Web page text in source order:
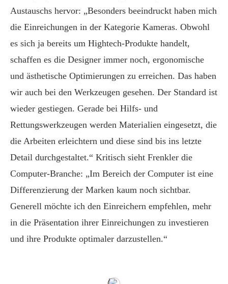
Austauschs hervor: „Besonders beeindruckt haben mich
die Einreichungen in der Kategorie Kameras. Obwohl
es sich ja bereits um Hightech-Produkte handelt,
schaffen es die Designer immer noch, ergonomische
und ästhetische Optimierungen zu erreichen. Das haben
wir auch bei den Werkzeugen gesehen. Der Standard ist
wieder gestiegen. Gerade bei Hilfs- und
Rettungswerkzeugen werden Materialien eingesetzt, die
die Arbeiten erleichtern und diese sind bis ins letzte
Detail durchgestaltet.“ Kritisch sieht Frenkler die
Computer-Branche: „Im Bereich der Computer ist eine
Differenzierung der Marken kaum noch sichtbar.
Generell möchte ich den Einreichern empfehlen, mehr
in die Präsentation ihrer Einreichungen zu investieren
und ihre Produkte optimaler darzustellen.“